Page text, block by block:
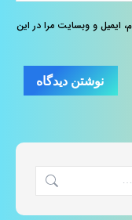
ایمیل و وبسایت مرا در این
نوشتن دیدگاه